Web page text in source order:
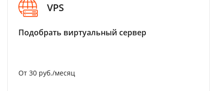
VPS
Подобрать виртуальный сервер
От 30 руб./месяц